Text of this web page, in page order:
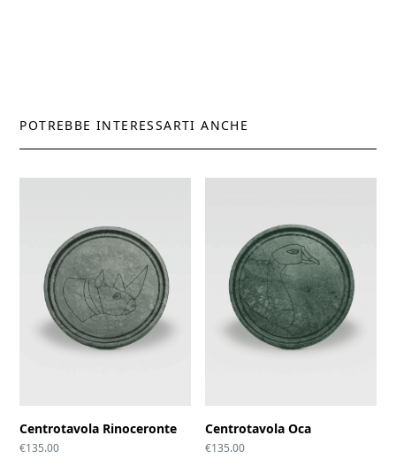
POTREBBE INTERESSARTI ANCHE
Centrotavola Rinoceronte
€135.00
Centrotavola Oca
€135.00